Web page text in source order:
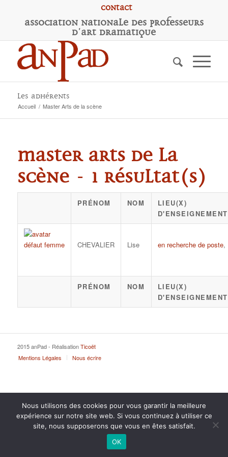
Contact
Association Nationale des Professeurs
d'Art Dramatique
Les adhérents
Accueil / Master Arts de la scène
Master Arts de la
scène - 1 résultat(s)
PRÉNOM NOM
LIEU(X)
D'ENSEIGNEMENT
CHEVALIER Lise en recherche de poste,
PRÉNOM NOM
LIEU(X)
D'ENSEIGNEMENT
2015 anPad - RéalisationTicoët
Mentions Légales
Nous écrire
Nous utilisons des cookies pour vous garantir la meilleure
expérience sur notre site web. Si vous continuez à utiliser ce
site, nous supposerons que vous en êtes satisfait.
OK